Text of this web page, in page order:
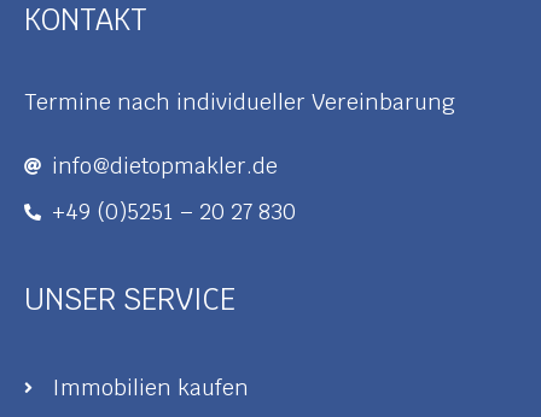
KONTAKT
Termine nach individueller Vereinbarung
info@dietopmakler.de
+49 (0)5251 – 20 27 830
UNSER SERVICE
Immobilien kaufen